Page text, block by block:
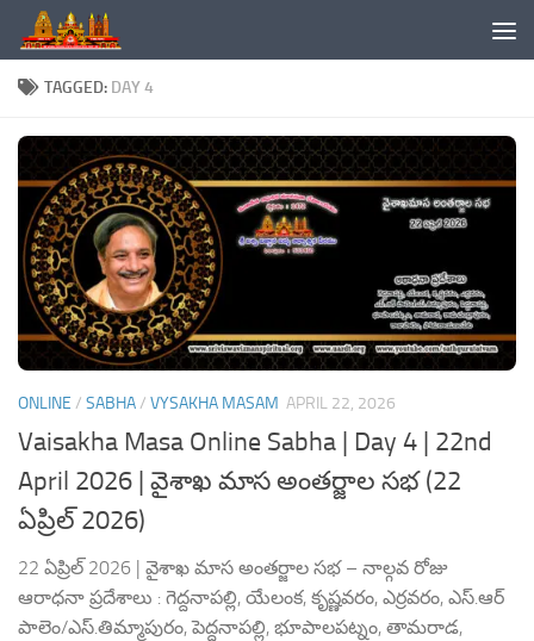
Skip to content
TAGGED: DAY 4
ONLINE / SABHA/ VYSAKHA MASAM APRIL 22, 2026
Vaisakha Masa Online Sabha | Day 4 | 22nd
April 2026 | వైశాఖ మాస అంతర్జాల సభ (22
ఏప్రిల్ 2026)
22 ఏప్రిల్ 2026 | వైశాఖ మాస అంతర్జాల సభ – నాల్గవ రోజు
ఆరాధనా ప్రదేశాలు : గెద్దనాపల్లి, యేలంక, కృష్ణవరం, ఎర్రవరం, ఎస్.ఆర్
పాలెం/ఎస్.తిమ్మాపురం, పెద్దనాపల్లి, భూపాలపట్నం, తామరాడ,